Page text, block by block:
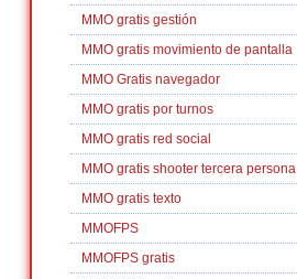
MMO gratis gestión
MMO gratis movimiento de pantalla
MMO Gratis navegador
MMO gratis por turnos
MMO gratis red social
MMO gratis shooter tercera persona
MMO gratis texto
MMOFPS
MMOFPS gratis